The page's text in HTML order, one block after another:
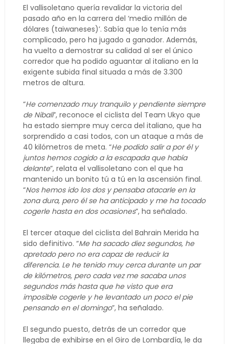
El vallisoletano quería revalidar la victoria del
pasado año en la carrera del ‘medio millón de
dólares (taiwaneses)’. Sabía que lo tenía más
complicado, pero ha jugado a ganador. Además,
ha vuelto a demostrar su calidad al ser el único
corredor que ha podido aguantar al italiano en la
exigente subida final situada a más de 3.300
metros de altura.
“He comenzado muy tranquilo y pendiente siempre
de Nibali”, reconoce el ciclista del Team Ukyo que
ha estado siempre muy cerca del italiano, que ha
sorprendido a casi todos, con un ataque a más de
40 kilómetros de meta. “He podido salir a por él y
juntos hemos cogido a la escapada que había
delante”, relata el vallisoletano con el que ha
mantenido un bonito tú a tú en la ascensión final.
“Nos hemos ido los dos y pensaba atacarle en la
zona dura, pero él se ha anticipado y me ha tocado
cogerle hasta en dos ocasiones”, ha señalado.
El tercer ataque del ciclista del Bahrain Merida ha
sido definitivo. “Me ha sacado diez segundos, he
apretado pero no era capaz de reducir la
diferencia. Le he tenido muy cerca durante un par
de kilómetros, pero cada vez me sacaba unos
segundos más hasta que he visto que era
imposible cogerle y he levantado un poco el pie
pensando en el domingo”, ha señalado.
El segundo puesto, detrás de un corredor que
llegaba de exhibirse en el Giro de Lombardía, le da